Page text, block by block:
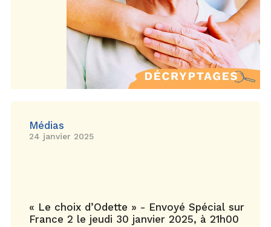
Médias
24 janvier 2025
« Le choix d’Odette » - Envoyé Spécial sur
France 2 le jeudi 30 janvier 2025, à 21h00